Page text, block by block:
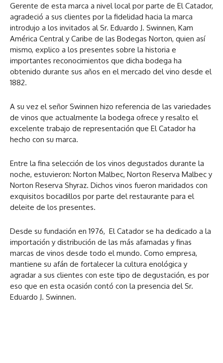
Gerente de esta marca a nivel local por parte de El Catador,
agradeció a sus clientes por la fidelidad hacia la marca
introdujo a los invitados al Sr. Eduardo J. Swinnen, Kam
América Central y Caribe de las Bodegas Norton, quien así
mismo, explico a los presentes sobre la historia e
importantes reconocimientos que dicha bodega ha
obtenido durante sus años en el mercado del vino desde el
1882.
A su vez el señor Swinnen hizo referencia de las variedades
de vinos que actualmente la bodega ofrece y resalto el
excelente trabajo de representación que El Catador ha
hecho con su marca.
Entre la fina selección de los vinos degustados durante la
noche, estuvieron: Norton Malbec, Norton Reserva Malbec y
Norton Reserva Shyraz. Dichos vinos fueron maridados con
exquisitos bocadillos por parte del restaurante para el
deleite de los presentes.
Desde su fundación en 1976, El Catador se ha dedicado a la
importación y distribución de las más afamadas y finas
marcas de vinos desde todo el mundo. Como empresa,
mantiene su afán de fortalecer la cultura enológica y
agradar a sus clientes con este tipo de degustación, es por
eso que en esta ocasión contó con la presencia del Sr.
Eduardo J. Swinnen.